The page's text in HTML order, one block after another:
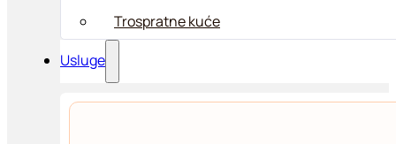
Trospratne kuće
Usluge